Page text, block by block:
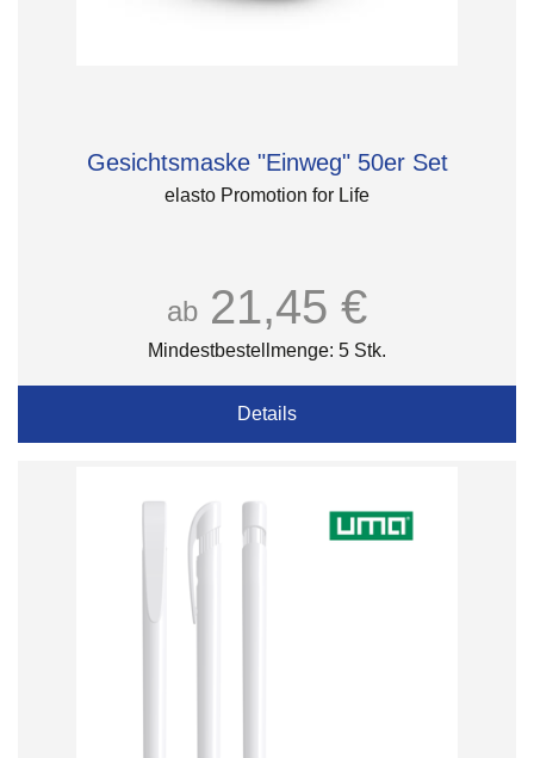
Gesichtsmaske "Einweg" 50er Set
elasto Promotion for Life
ab 21,45 €
Mindestbestellmenge: 5 Stk.
Details